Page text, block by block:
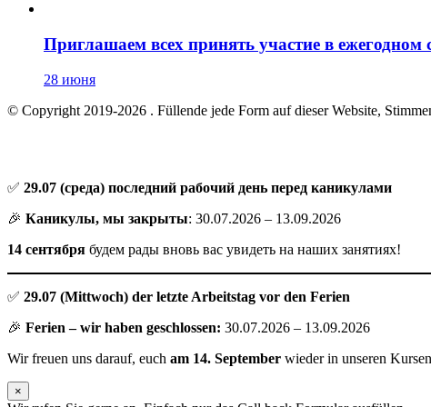
Приглашаем всех принять участие в
28 июня
© Copyright 2019-2026 . Füllende jede Form auf dieser Website,
✅ 29.07 (среда) последний рабочий день перед каникулами
🎉 Каникулы, мы закрыты: 30.07.2026 – 13.09.2026
14 сентября будем рады вновь вас увидеть на наших занятиях!
✅ 29.07 (Mittwoch) der letzte Arbeitstag vor den Ferien
🎉 Ferien – wir haben geschlossen: 30.07.2026 – 13.09.2026
Wir freuen uns darauf, euch am 14. September wieder in unseren
×